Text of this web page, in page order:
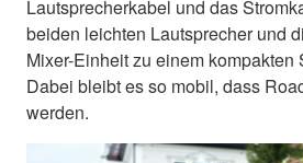
Lautsprecherkabel und das
beiden leichten Lautsprecher und
Mixer-Einheit zu einem kompakten
Dabei bleibt es so mobil, dass
werden.